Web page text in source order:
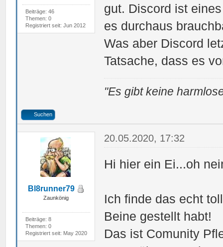
Beiträge: 46
Themen: 0
Registriert seit: Jun 2012
gut. Discord ist
es durchaus
Was aber Discord
Tatsache, dass es
"Es gibt keine
Suchen
Bl8runner79
Zaunkönig
Beiträge: 8
Themen: 0
Registriert seit: May 2020
20.05.2020, 17:32
Hi hier ein Ei...oh
Ich finde das echt
Beine gestellt habt!
Das ist Comunity